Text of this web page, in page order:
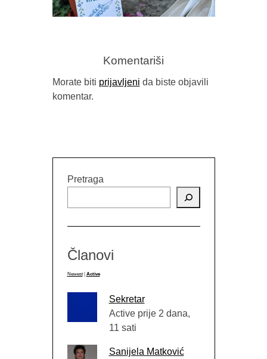
IZMEĐU TRAUME I TRADICIJE
Komentariši
Morate biti prijavljeni da biste objavili
komentar.
Pretraga
Članovi
Newest Active
Sekretar
Active prije 2 dana,
11 sati
Sanijela Matković